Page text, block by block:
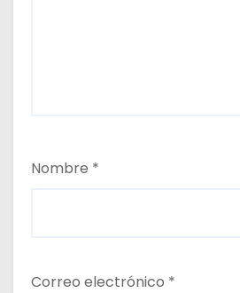
Nombre *
Correo electrónico *